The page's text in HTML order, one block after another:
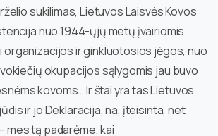
sukilimas, Lietuvos Laisvės Kovos
nuo 1944-ųjų metų įvairiomis
organizacijos ir ginkluotosios jėgos, nuo
okupacijos sąlygomis jau buvo
kovoms… Ir štai yra tas Lietuvos
ir jo Deklaracija, na, įteisinta, net
mes tą padarėme, kai